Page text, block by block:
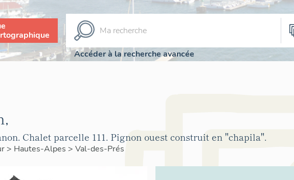
Accéder à la recherche avancée
Chalet parcelle 111. Pignon ouest construit en "chapila".
> Hautes-Alpes > Val-des-Prés